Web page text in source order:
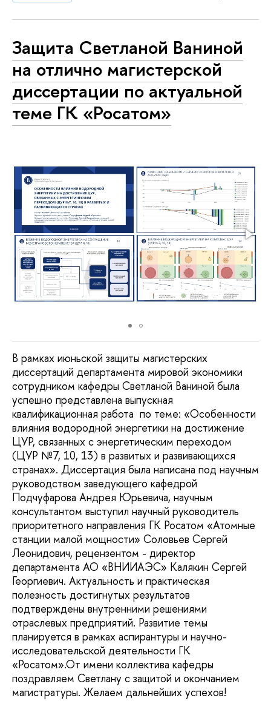
Защита Светланой Ваниной
на отлично магистерской
диссертации по актуальной
теме ГК «Росатом»
В рамках июньской защиты магистерских
диссертаций департамента мировой экономики
сотрудником кафедры Светланой Ваниной была
успешно представлена выпускная
квалификационная работа по теме: «Особенности
влияния водородной энергетики на достижение
ЦУР, связанных с энергетическим переходом
(ЦУР №7, 10, 13) в развитых и развивающихся
странах». Диссертация была написана под научным
руководством заведующего кафедрой
Подчуфарова Андрея Юрьевича, научным
консультантом выступил научный руководитель
приоритетного направления ГК Росатом «Атомные
станции малой мощности» Соловьев Сергей
Леонидович, рецензентом - директор
департамента АО «ВНИИАЭС» Калякин Сергей
Георгиевич. Актуальность и практическая
полезность достигнутых результатов
подтверждены внутренними решениями
отраслевых предприятий. Развитие темы
планируется в рамках аспирантуры и научно-
исследовательской деятельности ГК
«Росатом».От имени коллектива кафедры
поздравляем Светлану с защитой и окончанием
магистратуры. Желаем дальнейших успехов!